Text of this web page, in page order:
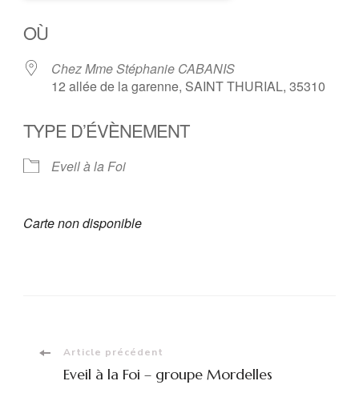
OÙ
Chez Mme Stéphanie CABANIS
12 allée de la garenne, SAINT THURIAL, 35310
TYPE D’ÉVÈNEMENT
Eveil à la Foi
Carte non disponible
Navigation
Article précédent
Eveil à la Foi – groupe Mordelles